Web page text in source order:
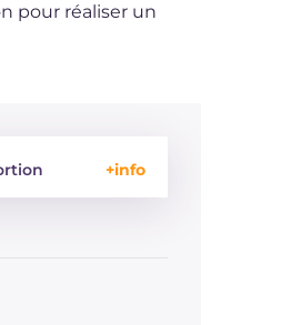
pour réaliser un